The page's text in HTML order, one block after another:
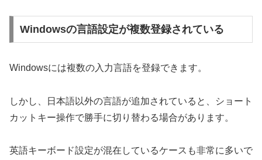
Windowsの言語設定が複数登録されている
Windowsには複数の入力言語を登録できます。
しかし、日本語以外の言語が追加されていると、ショート
カットキー操作で勝手に切り替わる場合があります。
英語キーボード設定が混在しているケースも非常に多いで